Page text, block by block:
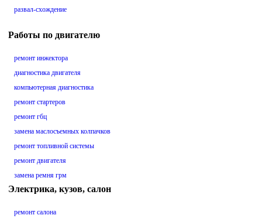
развал-схождение
Работы по двигателю
ремонт инжектора
диагностика двигателя
компьютерная диагностика
ремонт стартеров
ремонт гбц
замена маслосъемных колпачков
ремонт топливной системы
ремонт двигателя
замена ремня грм
Электрика, кузов, салон
ремонт салона